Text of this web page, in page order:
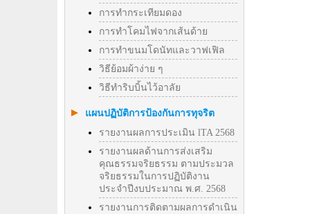
การทำกระเทียมดอง
การทำโคมไฟจากเส้นด้าย
การทำขนมโดนัทและวาฟเฟิล
วิธีย้อมผ้าง่าย ๆ
วิธีทําริบบิ้นไว้อาลัย
แผนปฏิบัติการป้องกันการทุจริต
รายงานผลการประเมิน lTA 2568
รายงานผลด้านการส่งเสริม
คุณธรรมจริยธรรม ตามประมวล
จริยธรรมในการปฏิบัติงาน
ประจำปีงบประมาณ พ.ศ. 2568
รายงานการติดตามผลการดำเนิน